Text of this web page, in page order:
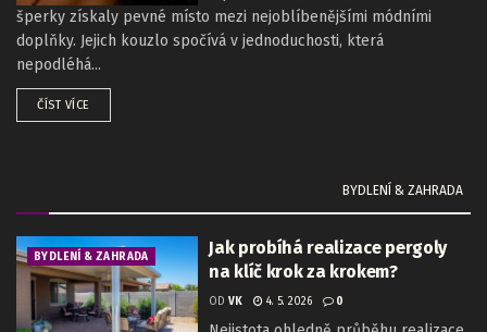
šperky získaly pevné místo mezi nejoblíbenějšími módními
doplňky. Jejich kouzlo spočívá v jednoduchosti, která
nepodléhá...
ČÍST VÍCE
BYDLENÍ & ZAHRADA
BYDLENÍ & ZAHRADA
Jak probíhá realizace pergoly
na klíč krok za krokem?
OD VK 4. 5. 2026 0